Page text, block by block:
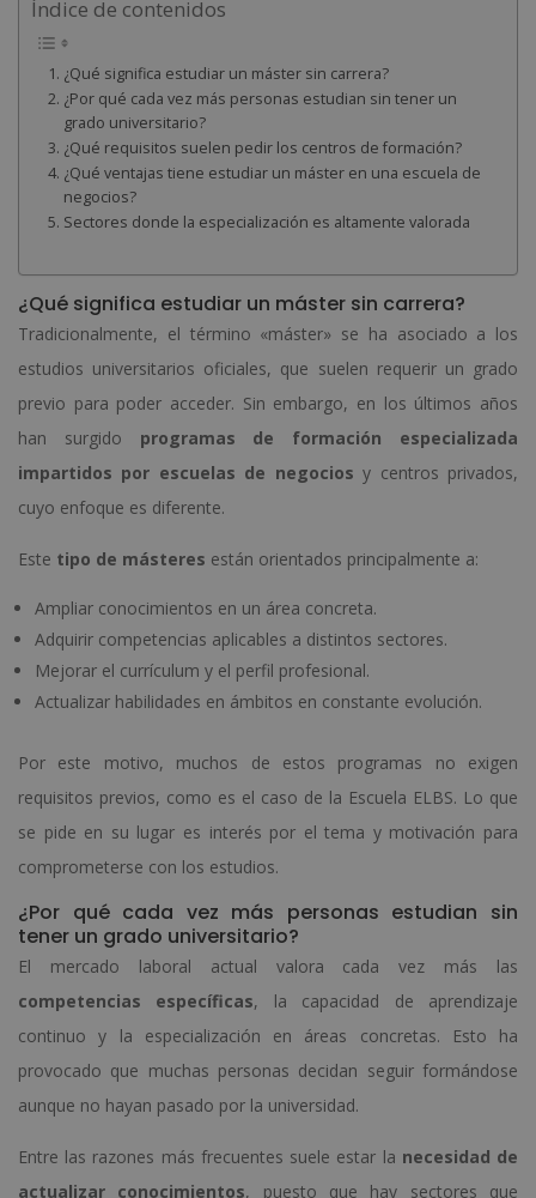
Índice de contenidos
¿Qué significa estudiar un máster sin carrera?
¿Por qué cada vez más personas estudian sin tener un
grado universitario?
¿Qué requisitos suelen pedir los centros de formación?
¿Qué ventajas tiene estudiar un máster en una escuela de
negocios?
Sectores donde la especialización es altamente valorada
¿Qué significa estudiar un máster sin carrera?
Tradicionalmente, el término «máster» se ha asociado a los
estudios universitarios oficiales, que suelen requerir un grado
previo para poder acceder. Sin embargo, en los últimos años
han surgido programas de formación especializada
impartidos por escuelas de negocios y centros privados,
cuyo enfoque es diferente.
Este tipo de másteres están orientados principalmente a:
Ampliar conocimientos en un área concreta.
Adquirir competencias aplicables a distintos sectores.
Mejorar el currículum y el perfil profesional.
Actualizar habilidades en ámbitos en constante evolución.
Por este motivo, muchos de estos programas no exigen
requisitos previos, como es el caso de la Escuela ELBS. Lo que
se pide en su lugar es interés por el tema y motivación para
comprometerse con los estudios.
¿Por qué cada vez más personas estudian sin
tener un grado universitario?
El mercado laboral actual valora cada vez más las
competencias específicas, la capacidad de aprendizaje
continuo y la especialización en áreas concretas. Esto ha
provocado que muchas personas decidan seguir formándose
aunque no hayan pasado por la universidad.
Entre las razones más frecuentes suele estar la necesidad de
actualizar conocimientos, puesto que hay sectores que